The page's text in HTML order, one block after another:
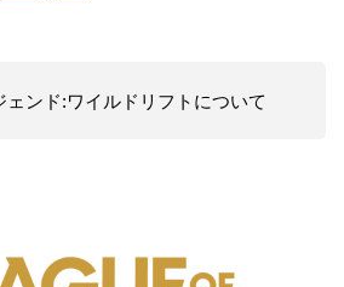
ェンド:ワイルドリフトについて